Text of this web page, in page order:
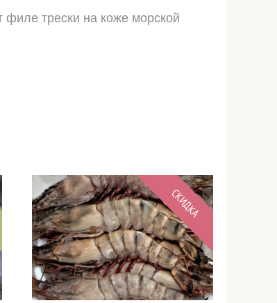
филе трески на коже морской
СКИДКА